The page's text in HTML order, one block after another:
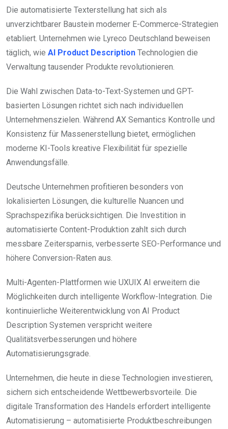
Die automatisierte Texterstellung hat sich als
unverzichtbarer Baustein moderner E-Commerce-Strategien
etabliert. Unternehmen wie Lyreco Deutschland beweisen
täglich, wie AI Product Description Technologien die
Verwaltung tausender Produkte revolutionieren.
Die Wahl zwischen Data-to-Text-Systemen und GPT-
basierten Lösungen richtet sich nach individuellen
Unternehmenszielen. Während AX Semantics Kontrolle und
Konsistenz für Massenerstellung bietet, ermöglichen
moderne KI-Tools kreative Flexibilität für spezielle
Anwendungsfälle.
Deutsche Unternehmen profitieren besonders von
lokalisierten Lösungen, die kulturelle Nuancen und
Sprachspezifika berücksichtigen. Die Investition in
automatisierte Content-Produktion zahlt sich durch
messbare Zeitersparnis, verbesserte SEO-Performance und
höhere Conversion-Raten aus.
Multi-Agenten-Plattformen wie UXUIX AI erweitern die
Möglichkeiten durch intelligente Workflow-Integration. Die
kontinuierliche Weiterentwicklung von AI Product
Description Systemen verspricht weitere
Qualitätsverbesserungen und höhere
Automatisierungsgrade.
Unternehmen, die heute in diese Technologien investieren,
sichern sich entscheidende Wettbewerbsvorteile. Die
digitale Transformation des Handels erfordert intelligente
Automatisierung – automatisierte Produktbeschreibungen